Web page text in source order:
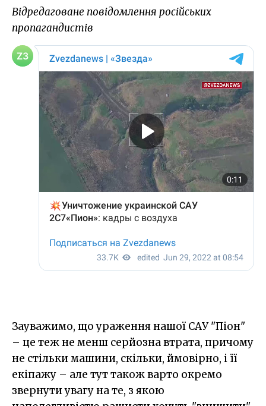
Відредаговане повідомлення російських
пропагандистів
Зауважимо, що ураження нашої САУ "Піон"
– це теж не менш серйозна втрата, причому
не стільки машини, скільки, ймовірно, і її
екіпажу – але тут також варто окремо
звернути увагу на те, з якою